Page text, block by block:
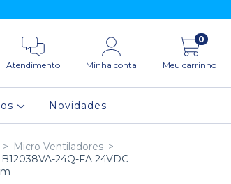
Atendimento Minha conta Meu carrinho
0
Novidades
> Micro Ventiladores >
24Q-FA 24VDC